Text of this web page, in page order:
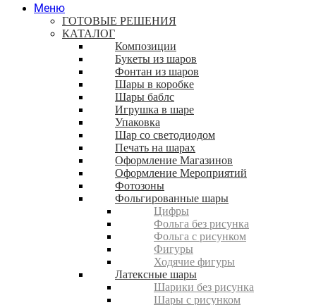
Меню
ГОТОВЫЕ РЕШЕНИЯ
КАТАЛОГ
Композиции
Букеты из шаров
Фонтан из шаров
Шары в коробке
Шары баблс
Игрушка в шаре
Упаковка
Шар со светодиодом
Печать на шарах
Оформление Магазинов
Оформление Мероприятий
Фотозоны
Фольгированные шары
Цифры
Фольга без рисунка
Фольга с рисунком
Фигуры
Ходячие фигуры
Латексные шары
Шарики без рисунка
Шары с рисунком